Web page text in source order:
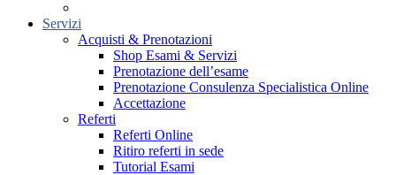
Servizi
Acquisti & Prenotazioni
Shop Esami & Servizi
Prenotazione dell’esame
Prenotazione Consulenza Specialistica Online
Accettazione
Referti
Referti Online
Ritiro referti in sede
Tutorial Esami